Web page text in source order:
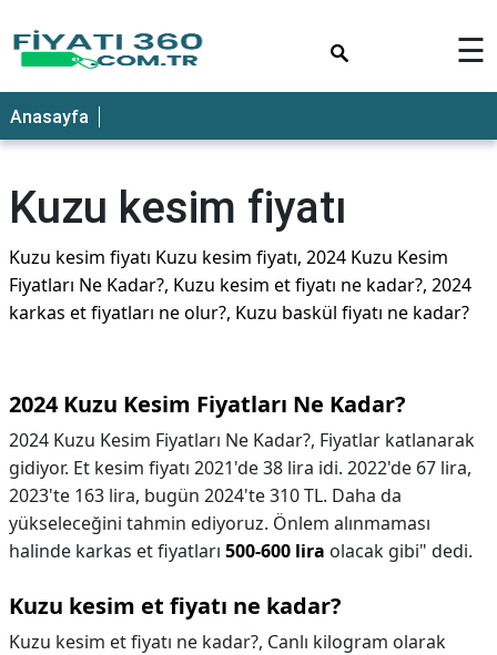
☰
Anasayfa
Kuzu kesim fiyatı
Kuzu kesim fiyatı Kuzu kesim fiyatı, 2024 Kuzu Kesim
Fiyatları Ne Kadar?, Kuzu kesim et fiyatı ne kadar?, 2024
karkas et fiyatları ne olur?, Kuzu baskül fiyatı ne kadar?
2024 Kuzu Kesim Fiyatları Ne Kadar?
2024 Kuzu Kesim Fiyatları Ne Kadar?, Fiyatlar katlanarak
gidiyor. Et kesim fiyatı 2021'de 38 lira idi. 2022'de 67 lira,
2023'te 163 lira, bugün 2024'te 310 TL. Daha da
yükseleceğini tahmin ediyoruz. Önlem alınmaması
halinde karkas et fiyatları 500-600 lira olacak gibi" dedi.
Kuzu kesim et fiyatı ne kadar?
Kuzu kesim et fiyatı ne kadar?, Canlı kilogram olarak